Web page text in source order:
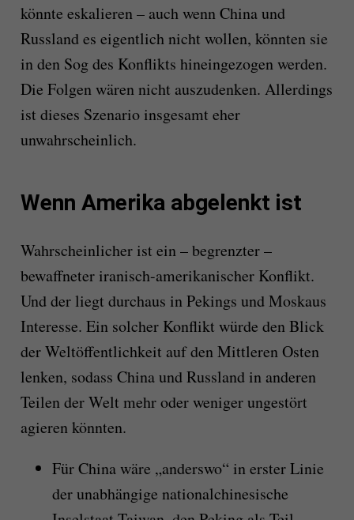
könnte eskalieren – auch wenn China und
Russland es eigentlich nicht wollen, könnten sie
in den Sog des Konflikts hineingezogen werden.
Die Folgen wären nicht auszudenken. Allerdings
ist dieses Szenario insgesamt eher
unwahrscheinlich.
Wenn Amerika abgelenkt ist
Wahrscheinlicher ist ein – begrenzter –
bewaffneter iranisch-amerikanischer Konflikt.
Und der liegt durchaus in Pekings und Moskaus
Interesse. Ein solcher Konflikt würde den Blick
der Weltöffentlichkeit auf den Mittleren Osten
lenken, sodass China und Russland in anderen
Teilen der Welt mehr oder weniger ungestört
agieren könnten.
Für China wäre „anderswo“ in erster Linie
der unabhängige nationalchinesische